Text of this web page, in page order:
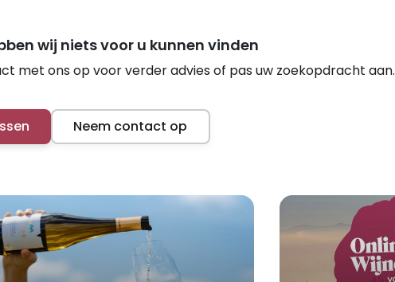
wij niets voor u kunnen vinden
met ons op voor verder advies of pas uw zoekopdracht aan.
Neem contact op